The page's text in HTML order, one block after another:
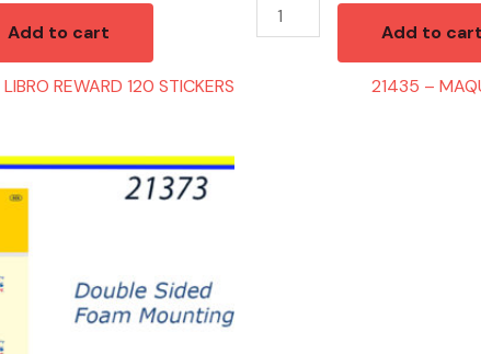
Add to cart
REWARD 120 STICKERS
Add to cart
21435 –